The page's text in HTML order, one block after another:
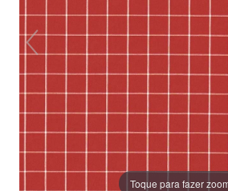
Toque para fazer